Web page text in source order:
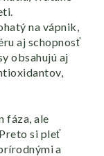
na vápnik,
aj schopnosť
obsahujú aj
fáza, ale
si pleť
a